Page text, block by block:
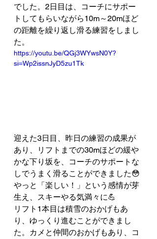
でした。2日目は、コーチにサポー
トしてもらいながら10m～20mほど
の距離を繰り返し滑る練習をしまし
た。
https://youtu.be/QGj3WYwsN0Y?
si=Wp2issnJyD5zu1Tk
迎えた3日目、昨日の練習の成果が
あり、リフトまでの30mほどの緩や
かな下り坂を、コーチのサポートな
しでうまく滑ることができました😳
やっと「楽しい！」という感情が芽
生え、スキーやる気満々に💪
リフト1本目は積雪のおかげもあ
り、ゆっくり進むことができまし
た。カメと仲間のおかげもあり、コ